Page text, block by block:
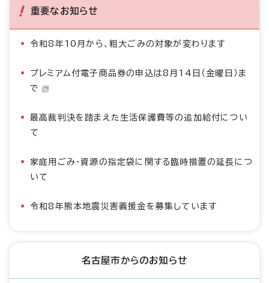
重要なお知らせ
令和8年10月から、粗大ごみの対象が変わります
プレミアム付電子商品券の申込は8月14日（金曜日）ま
で
最高裁判決を踏まえた生活保護費等の追加給付につい
て
家庭用ごみ・資源の指定袋に関する臨時措置の延長につ
いて
令和8年熊本地震災害義援金を募集しています
名古屋市からのお知らせ